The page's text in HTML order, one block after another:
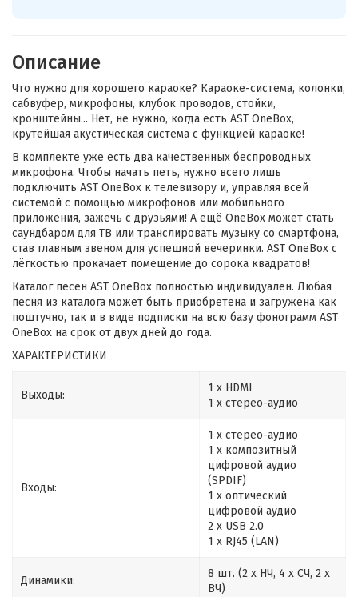
Описание
Что нужно для хорошего караоке? Караоке-система, колонки,
сабвуфер, микрофоны, клубок проводов, стойки,
кронштейны... Нет, не нужно, когда есть AST OneBox,
крутейшая акустическая система с функцией караоке!
В комплекте уже есть два качественных беспроводных
микрофона. Чтобы начать петь, нужно всего лишь
подключить AST OneBox к телевизору и, управляя всей
системой с помощью микрофонов или мобильного
приложения, зажечь с друзьями! А ещё OneBox может стать
саундбаром для ТВ или транслировать музыку со смартфона,
став главным звеном для успешной вечеринки. AST OneBox с
лёгкостью прокачает помещение до сорока квадратов!
Каталог песен AST OneBox полностью индивидуален. Любая
песня из каталога может быть приобретена и загружена как
поштучно, так и в виде подписки на всю базу фонограмм AST
OneBox на срок от двух дней до года.
ХАРАКТЕРИСТИКИ
Выходы:
1 x HDMI
1 х стерео-аудио
Входы:
1 х стерео-аудио
1 х композитный
цифровой аудио
(SPDIF)
1 х оптический
цифровой аудио
2 x USB 2.0
1 x RJ45 (LAN)
Динамики:
8 шт. (2 х НЧ, 4 х СЧ, 2 х
ВЧ)